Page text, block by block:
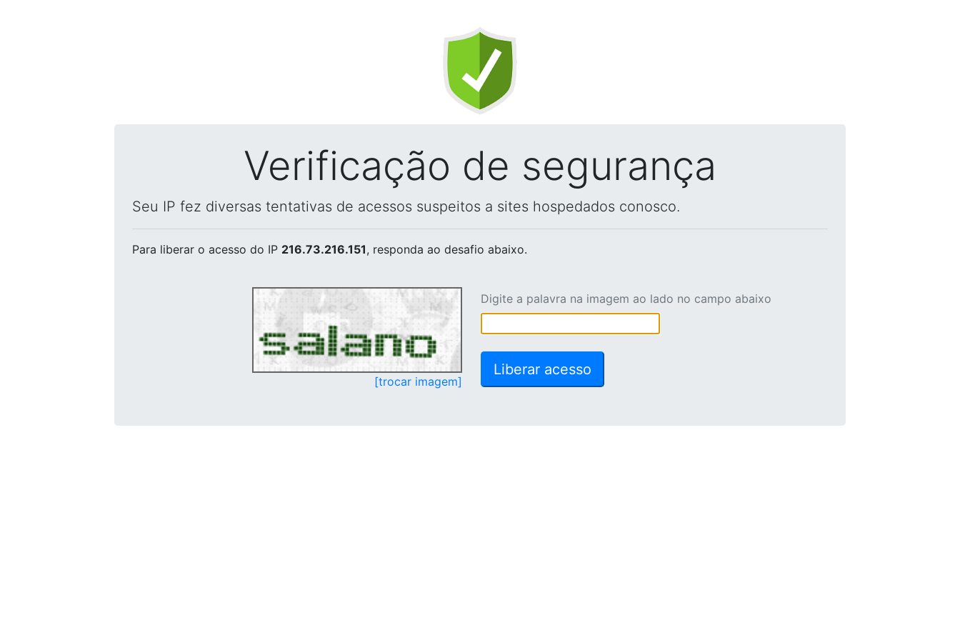
Verificação de segurança
Seu IP fez diversas tentativas de acessos suspeitos a sites hospedados conosco.
Para liberar o acesso do IP 216.73.216.151, responda ao desafio abaixo.
[trocar imagem]
Digite a palavra na imagem ao lado no campo abaixo